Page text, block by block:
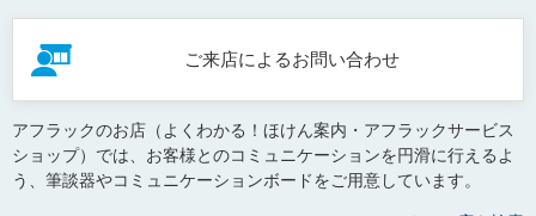
ご来店によるお問い合わせ
アフラックのお店（よくわかる！ほけん案内・アフラックサービス
ショップ）では、お客様とのコミュニケーションを円滑に行えるよ
う、筆談器やコミュニケーションボードをご用意しています。